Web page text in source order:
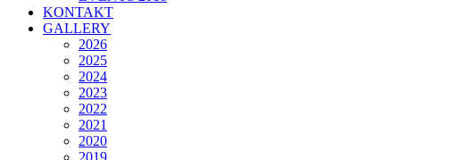
KONTAKT
GALLERY
2026
2025
2024
2023
2022
2021
2020
2019